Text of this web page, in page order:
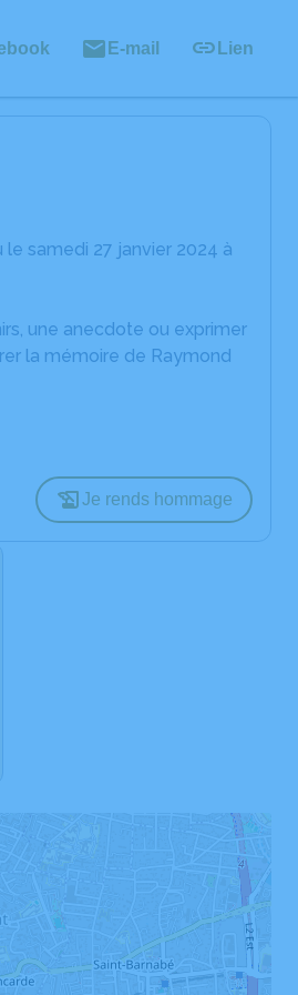
E-mail Lien
samedi 27 janvier 2024 à
une anecdote ou exprimer
la mémoire de Raymond
Je rends hommage